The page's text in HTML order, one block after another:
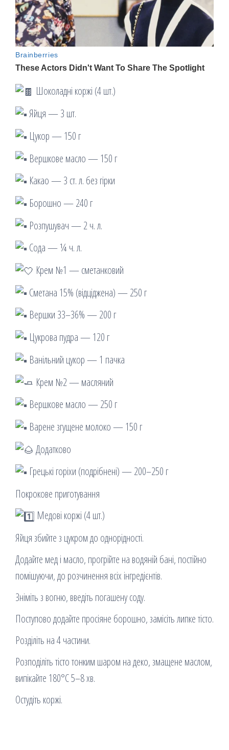
Шоколадні коржі (4 шт.)
Яйця — 3 шт.
Цукор — 150 г
Вершкове масло — 150 г
Какао — 3 ст. л. без гірки
Борошно — 240 г
Розпушувач — 2 ч. л.
Сода — ¼ ч. л.
Крем №1 — сметанковий
Сметана 15% (відціджена) — 250 г
Вершки 33–36% — 200 г
Цукрова пудра — 120 г
Ванільний цукор — 1 пачка
Крем №2 — масляний
Вершкове масло — 250 г
Варене згущене молоко — 150 г
Додатково
Грецькі горіхи (подрібнені) — 200–250 г
Покрокове приготування
Медові коржі (4 шт.)
Яйця збийте з цукром до однорідності.
Додайте мед і масло, прогрійте на водяній бані, постійно
помішуючи, до розчинення всіх інгредієнтів.
Зніміть з вогню, введіть погашену соду.
Поступово додайте просіяне борошно, замісіть липке тісто.
Розділіть на 4 частини.
Розподіліть тісто тонким шаром на деко, змащене маслом,
випікайте 180°C 5–8 хв.
Остудіть коржі.